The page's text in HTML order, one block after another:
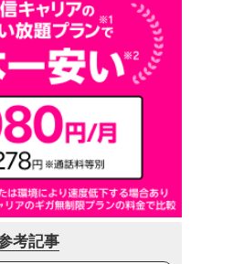
考記事